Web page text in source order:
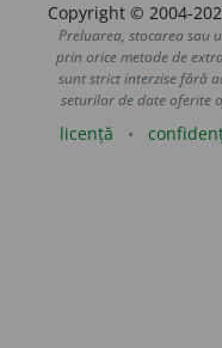
Copyright © 2004-
Preluarea, stocarea sau
prin orice metode de
sunt strict interzise fără
seturilor de date oferite
licență